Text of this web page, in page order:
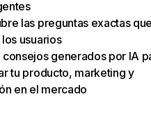
las preguntas exactas
usuarios
consejos generados por IA
tu producto, marketing y
en el mercado